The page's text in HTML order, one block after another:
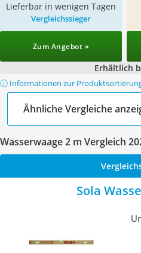
Lieferbar in wenigen Tagen
Vergleichssieger
Zum Angebot »
Erhältlich
ⓘ Informationen zur
Ähnliche Vergleiche
Wasserwaage 2 m Vergleich
Sola